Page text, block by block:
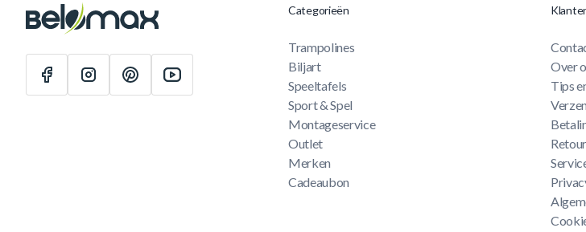
Categorieën
Trampolines
Biljart
Speeltafels
Sport & Spel
Montageservice
Outlet
Merken
Cadeaubon
Over
Tips